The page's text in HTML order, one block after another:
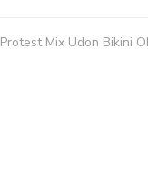
Protest Mix Udon Bikini